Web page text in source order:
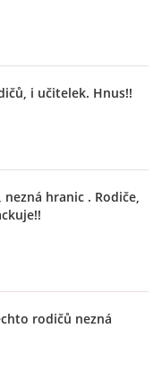
i učitelek. Hnus!!
hranic . Rodiče,
rodičů nezná